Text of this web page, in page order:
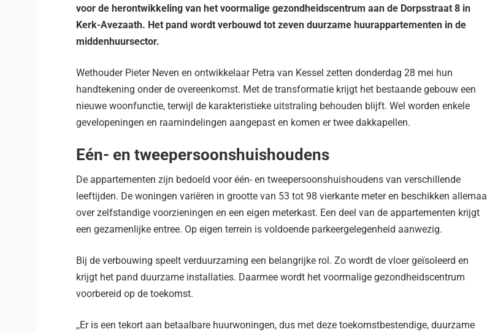
voor de herontwikkeling van het voormalige gezondheidscentrum aan de Dorpsstraat 8 in
Kerk-Avezaath. Het pand wordt verbouwd tot zeven duurzame huurappartementen in de
middenhuursector.
Wethouder Pieter Neven en ontwikkelaar Petra van Kessel zetten donderdag 28 mei hun
handtekening onder de overeenkomst. Met de transformatie krijgt het bestaande gebouw een
nieuwe woonfunctie, terwijl de karakteristieke uitstraling behouden blijft. Wel worden enkele
gevelopeningen en raamindelingen aangepast en komen er twee dakkapellen.
Eén- en tweepersoonshuishoudens
De appartementen zijn bedoeld voor één- en tweepersoonshuishoudens van verschillende
leeftijden. De woningen variëren in grootte van 53 tot 98 vierkante meter en beschikken allemaal
over zelfstandige voorzieningen en een eigen meterkast. Een deel van de appartementen krijgt
een gezamenlijke entree. Op eigen terrein is voldoende parkeergelegenheid aanwezig.
Bij de verbouwing speelt verduurzaming een belangrijke rol. Zo wordt de vloer geïsoleerd en
krijgt het pand duurzame installaties. Daarmee wordt het voormalige gezondheidscentrum
voorbereid op de toekomst.
,,Er is een tekort aan betaalbare huurwoningen, dus met deze toekomstbestendige, duurzame